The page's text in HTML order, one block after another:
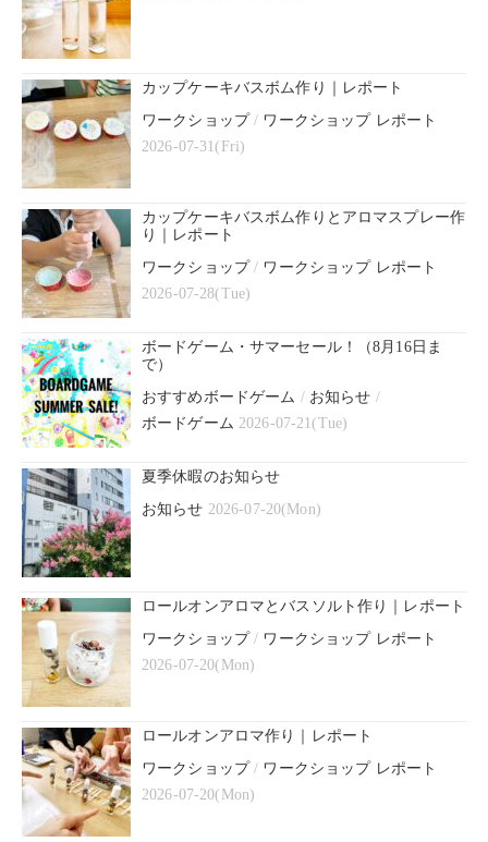
カップケーキバスボム作り｜レポート
ワークショップ/ ワークショップ レポート
2026-07-31(Fri)
カップケーキバスボム作りとアロマスプレー作
り｜レポート
ワークショップ/ ワークショップ レポート
2026-07-28(Tue)
ボードゲーム・サマーセール！（8月16日ま
で）
おすすめボードゲーム / お知らせ /
ボードゲーム 2026-07-21(Tue)
夏季休暇のお知らせ
お知らせ 2026-07-20(Mon)
ロールオンアロマとバスソルト作り｜レポート
ワークショップ/ ワークショップ レポート
2026-07-20(Mon)
ロールオンアロマ作り｜レポート
ワークショップ/ ワークショップ レポート
2026-07-20(Mon)